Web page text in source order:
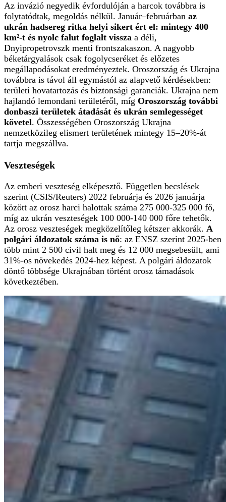
Az invázió negyedik évfordulóján a harcok továbbra is
folytatódtak, megoldás nélkül. Január–februárban az
ukrán hadsereg ritka helyi sikert ért el: mintegy 400
km²-t és nyolc falut foglalt vissza a déli,
Dnyipropetrovszk menti frontszakaszon. A nagyobb
béketárgyalások csak fogolycseréket és előzetes
megállapodásokat eredményeztek. Oroszország és Ukrajna
továbbra is távol áll egymástól az alapvető kérdésekben:
területi hovatartozás és biztonsági garanciák. Ukrajna nem
hajlandó lemondani területéről, míg Oroszország további
donbaszi területek átadását és ukrán semlegességet
követel. Összességében Oroszország Ukrajna
nemzetközileg elismert területének mintegy 15–20%-át
tartja megszállva.
Veszteségek
Az emberi veszteség elképesztő. Független becslések
szerint (CSIS/Reuters) 2022 februárja és 2026 januárja
között az orosz harci halottak száma 275 000-325 000 fő,
míg az ukrán veszteségek 100 000-140 000 főre tehetők.
Az orosz veszteségek megközelítőleg kétszer akkorák. A
polgári áldozatok száma is nő: az ENSZ szerint 2025-ben
több mint 2 500 civil halt meg és 12 000 megsebesült, ami
31%-os növekedés 2024-hez képest. A polgári áldozatok
döntő többsége Ukrajnában történt orosz támadások
következtében.